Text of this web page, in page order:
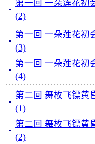
第一回 一朵莲花初
(2)
第一回 一朵莲花初
(3)
第一回 一朵莲花初
(4)
第二回 舞枚飞镖黄
(1)
第二回 舞枚飞镖黄
(2)